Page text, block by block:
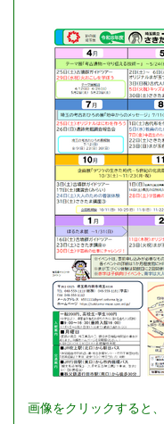
画像をクリックすると